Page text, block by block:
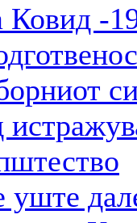
Ковид -
уште